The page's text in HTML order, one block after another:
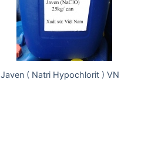
Javen ( Natri Hypochlorit ) VN